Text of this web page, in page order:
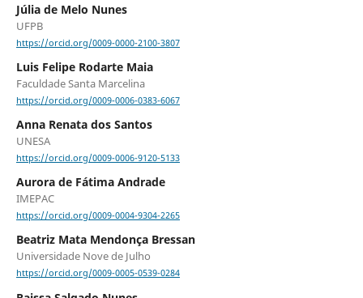
Júlia de Melo Nunes
UFPB
https://orcid.org/0009-0000-2100-3807
Luis Felipe Rodarte Maia
Faculdade Santa Marcelina
https://orcid.org/0009-0006-0383-6067
Anna Renata dos Santos
UNESA
https://orcid.org/0009-0006-9120-5133
Aurora de Fátima Andrade
IMEPAC
https://orcid.org/0009-0004-9304-2265
Beatriz Mata Mendonça Bressan
Universidade Nove de Julho
https://orcid.org/0009-0005-0539-0284